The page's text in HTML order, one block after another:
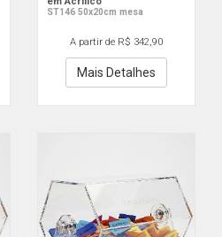
ST146 50x20cm mesa
A partir de R$ 342,90
Mais Detalhes